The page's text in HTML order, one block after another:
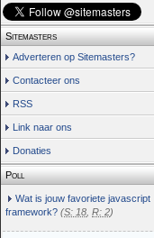
Sitemasters
Adverteren op Sitemasters?
Contacteer ons
RSS
Link naar ons
Donaties
Poll
Wat is jouw favoriete javascript
framework? (S: 18 R: 2)